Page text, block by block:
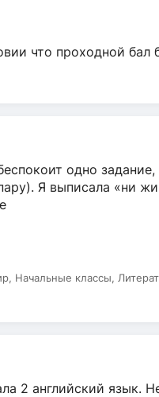
что проходной бал
одно задание,
Я выписала «ни
Начальные классы,
2 английский язык.